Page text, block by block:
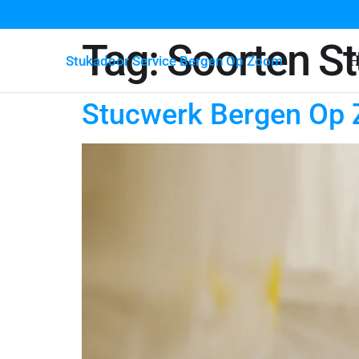
Stukadoor Service Bergen Op Zoom
Tag:Soorten
Stucwerk Bergen Op